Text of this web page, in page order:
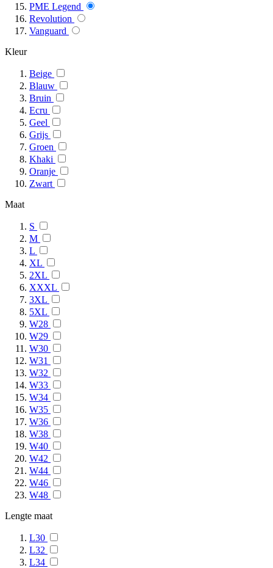
PME Legend
Revolution
Vanguard
Kleur
Beige
Blauw
Bruin
Ecru
Geel
Grijs
Groen
Khaki
Oranje
Zwart
Maat
S
M
L
XL
2XL
XXXL
3XL
5XL
W28
W29
W30
W31
W32
W33
W34
W35
W36
W38
W40
W42
W44
W46
W48
Lengte maat
L30
L32
L34